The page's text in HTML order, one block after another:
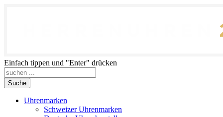
Einfach tippen und "Enter" drücken
Suche
Uhrenmarken
Schweizer Uhrenmarken